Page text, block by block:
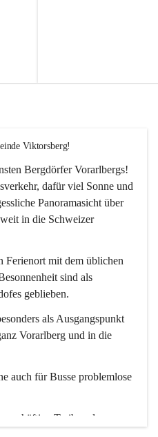
Viktorsberg!
Bergdörfer Vorarlbergs!
dafür viel Sonne und
Panoramasicht über
in die Schweizer
Ferienort mit dem üblichen
sind als
geblieben.
als Ausgangspunkt
Vorarlberg und in die
auch für Busse problemlose
Treiben der